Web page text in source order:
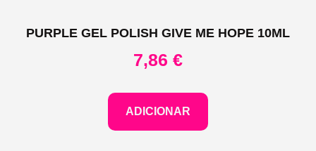
PURPLE GEL POLISH GIVE ME HOPE 10ML
7,86 €
ADICIONAR